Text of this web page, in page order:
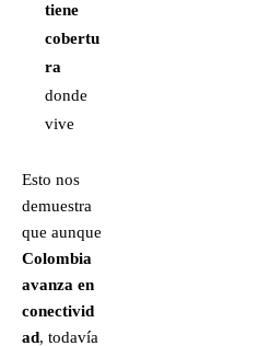
tiene
cobertu
ra
donde
vive
Esto nos
demuestra
que aunque
Colombia
avanza en
conectivid
ad, todavía